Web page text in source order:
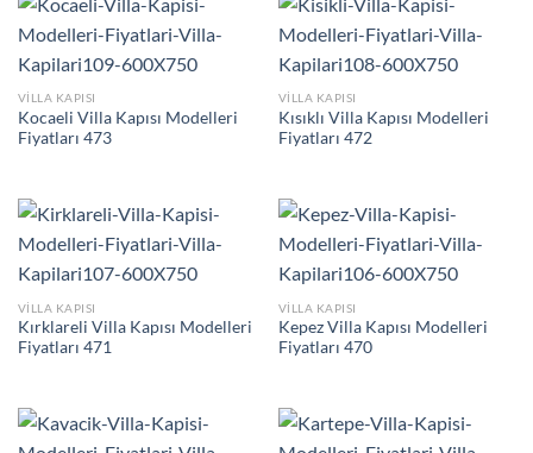
VILLA KAPISI
Kocaeli Villa Kapısı Modelleri
Fiyatları 473
VILLA KAPISI
Kısıklı Villa Kapısı Modelleri
Fiyatları 472
VILLA KAPISI
Kırklareli Villa Kapısı Modelleri
Fiyatları 471
VILLA KAPISI
Kepez Villa Kapısı Modelleri
Fiyatları 470